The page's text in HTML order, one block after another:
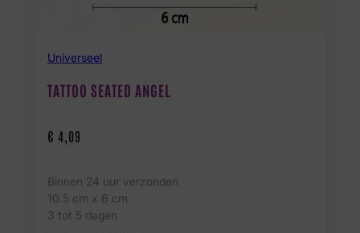
Universeel
TATTOO SEATED ANGEL
€ 4,09
Binnen 24 uur verzonden
10.5 cm x 6 cm
3 tot 5 dagen